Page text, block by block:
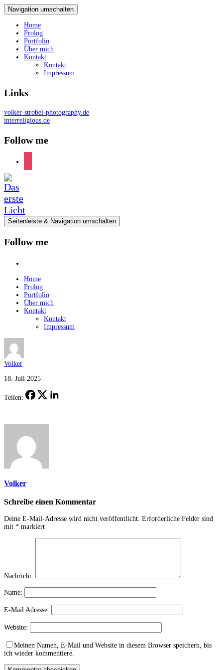
Navigation umschalten
Home
Prolog
Portfolio
Über mich
Kontakt
Kontakt
Impressum
Links
volker-strobel-photography.de
interreligious.de
Follow me
Seitenleiste & Navigation umschalten
Follow me
Home
Prolog
Portfolio
Über mich
Kontakt
Kontakt
Impressum
Volker
18. Juli 2025
Teilen:
Volker
Schreibe einen Kommentar
Deine E-Mail-Adresse wird nicht veröffentlicht. Erforderliche Felder sind
mit * markiert
Nachricht:
Name:
E-Mail Adresse:
Website:
Meinen Namen, E-Mail und Website in diesem Browser speichern, bis
ich wieder kommentiere.